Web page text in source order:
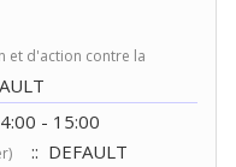
et d'action contre la
- 15:00
:: DEFAULT